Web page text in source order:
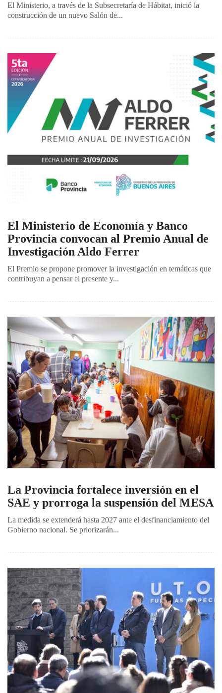
El Ministerio, a través de la Subsecretaría de Hábitat, inició la
construcción de un nuevo Salón de...
El Ministerio de Economía y Banco
Provincia convocan al Premio Anual de
Investigación Aldo Ferrer
El Premio se propone promover la investigación en temáticas que
contribuyan a pensar el presente y...
La Provincia fortalece inversión en el
SAE y prorroga la suspensión del MESA
La medida se extenderá hasta 2027 ante el desfinanciamiento del
Gobierno nacional. Se priorizarán...